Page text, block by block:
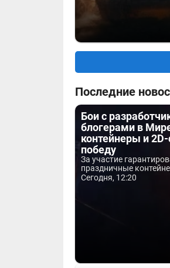
Последние
Бои с
блогерами в
контейнеры и 2D-
победу
За участие
праздничные
Сегодня, 12:20